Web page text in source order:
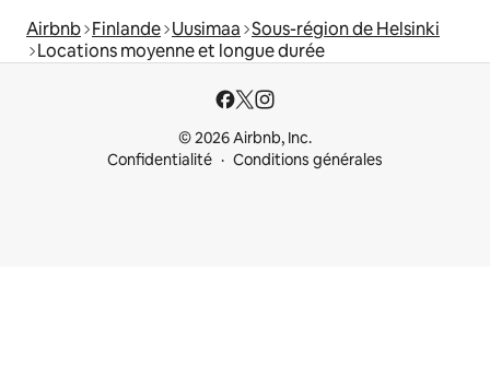
Airbnb Finlande Uusimaa Sous-région de Helsinki
Locations moyenne et longue durée
© 2026 Airbnb, Inc.
Confidentialité
Conditions générales